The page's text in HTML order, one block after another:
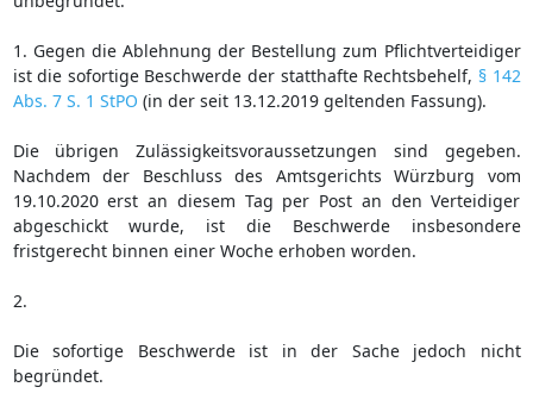
1. Gegen die Ablehnung der Bestellung zum Pflichtverteidiger
ist die sofortige Beschwerde der statthafte Rechtsbehelf, § 142
Abs. 7 S. 1 StPO (in der seit 13.12.2019 geltenden Fassung).
Die übrigen Zulässigkeitsvoraussetzungen sind gegeben.
Nachdem der Beschluss des Amtsgerichts Würzburg vom
19.10.2020 erst an diesem Tag per Post an den Verteidiger
abgeschickt wurde, ist die Beschwerde insbesondere
fristgerecht binnen einer Woche erhoben worden.
2.
Die sofortige Beschwerde ist in der Sache jedoch nicht
begründet.